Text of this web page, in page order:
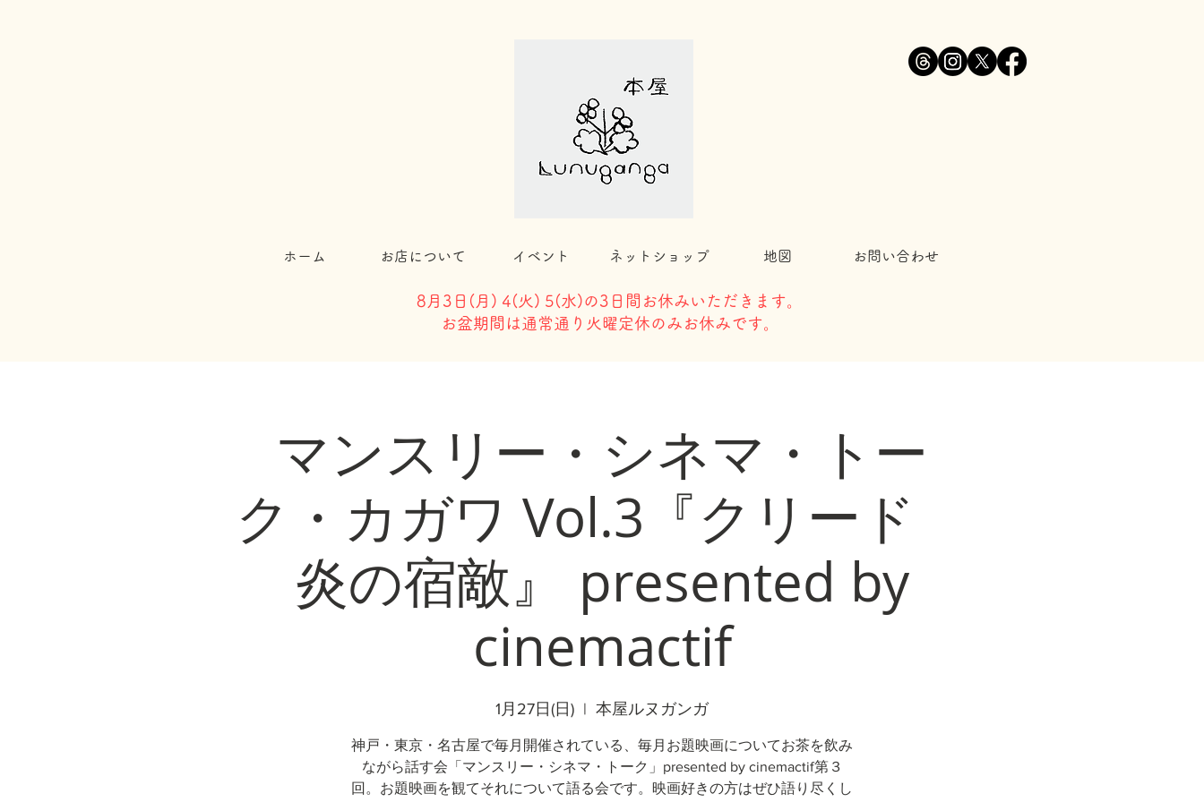
ホーム お店について イベント ネットショップ 地図 お問い合わせ
8月3日( 月) 4(火) 5(水)の3日間お休みいただきます。
​お盆期間は通常通り火曜定休のみお休みです。
マンスリー・シネマ・トー
ク・カガワ Vol.3『クリード
炎の宿敵』 presented by
cinemactif
1月27日(日)
  |
本屋ルヌガンガ
神戸・東京・名古屋で毎月開催されている、毎月お題映画についてお茶を飲み
ながら話す会「マンスリー・シネマ・トーク」presented by cinemactif第３
回。お題映画を観てそれについて語る会です。映画好きの方はぜひ語り尽くし